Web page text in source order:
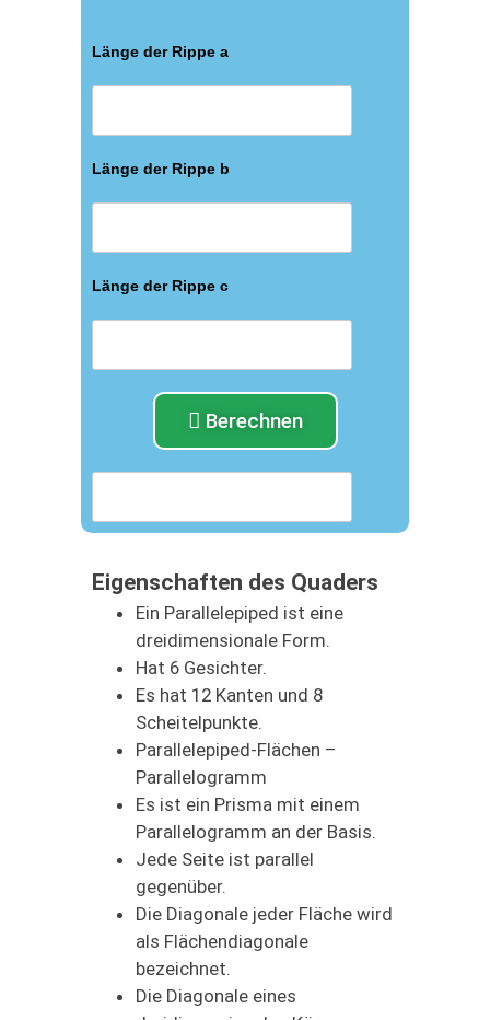
Länge der Rippe а
Länge der Rippe b
Länge der Rippe c
Berechnen
Eigenschaften des Quaders
Ein Parallelepiped ist eine
dreidimensionale Form.
Hat 6 Gesichter.
Es hat 12 Kanten und 8
Scheitelpunkte.
Parallelepiped-Flächen –
Parallelogramm
Es ist ein Prisma mit einem
Parallelogramm an der Basis.
Jede Seite ist parallel
gegenüber.
Die Diagonale jeder Fläche wird
als Flächendiagonale
bezeichnet.
Die Diagonale eines